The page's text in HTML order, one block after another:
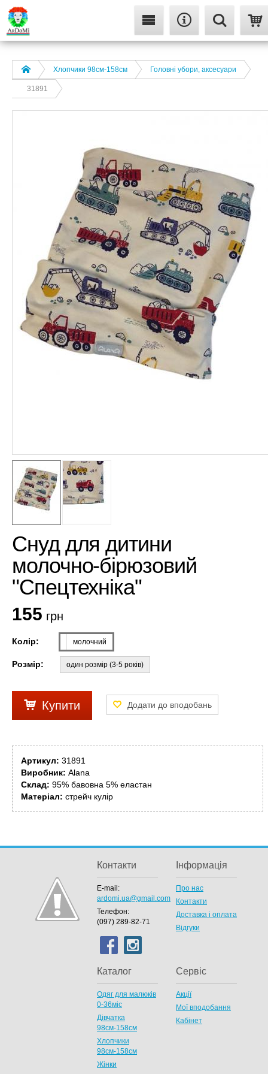
Хлопчики 98см-158см Головні убори, аксесуари
31891
Cнуд для дитини
молочно-бірюзовий
"Спецтехніка"
155 грн
Колір: молочний
Розмір: один розмір (3-5 років)
Купити
Артикул: 31891
Виробник: Alana
Склад: 95% бавовна 5% еластан
Матеріал: стрейч кулір
Контакти
E-mail:
ardomi.ua@gmail.com
Телефон:
(097) 289-82-71
Інформація
Про нас
Контакти
Доставка і оплата
Відгуки
Каталог
Одяг для малюків
0-36міс
Дівчатка
98cм-158см
Хлопчики
98см-158см
Жінки
Сервіс
Акції
Мої вподобання
Кабінет